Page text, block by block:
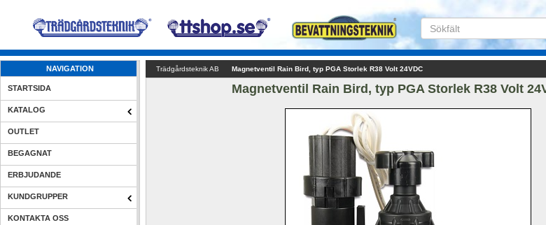
NAVIGATION
STARTSIDA
KATALOG
OUTLET
BEGAGNAT
ERBJUDANDE
KUNDGRUPPER
KONTAKTA OSS
Trädgårdsteknik AB Magnetventil Rain Bird, typ PGA Storlek R38 Volt 24VDC
Magnetventil Rain Bird, typ PGA Storlek R38 Volt